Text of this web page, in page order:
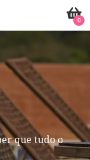
que tudo o
0